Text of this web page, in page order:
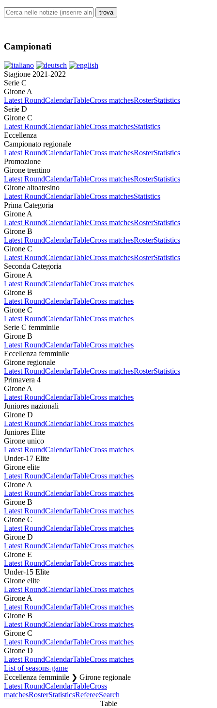
Campionati
Stagione 2021-2022
Serie C
Girone A
Latest RoundCalendarTableCross matchesRosterStatistics
Serie D
Girone C
Latest RoundCalendarTableCross matchesStatistics
Eccellenza
Campionato regionale
Latest RoundCalendarTableCross matchesRosterStatistics
Promozione
Girone trentino
Latest RoundCalendarTableCross matchesRosterStatistics
Girone altoatesino
Latest RoundCalendarTableCross matchesStatistics
Prima Categoria
Girone A
Latest RoundCalendarTableCross matchesRosterStatistics
Girone B
Latest RoundCalendarTableCross matchesRosterStatistics
Girone C
Latest RoundCalendarTableCross matchesRosterStatistics
Seconda Categoria
Girone A
Latest RoundCalendarTableCross matches
Girone B
Latest RoundCalendarTableCross matches
Girone C
Latest RoundCalendarTableCross matches
Serie C femminile
Girone B
Latest RoundCalendarTableCross matches
Eccellenza femminile
Girone regionale
Latest RoundCalendarTableCross matchesRosterStatistics
Primavera 4
Girone A
Latest RoundCalendarTableCross matches
Juniores nazionali
Girone D
Latest RoundCalendarTableCross matches
Juniores Elite
Girone unico
Latest RoundCalendarTableCross matches
Under-17 Elite
Girone elite
Latest RoundCalendarTableCross matches
Girone A
Latest RoundCalendarTableCross matches
Girone B
Latest RoundCalendarTableCross matches
Girone C
Latest RoundCalendarTableCross matches
Girone D
Latest RoundCalendarTableCross matches
Girone E
Latest RoundCalendarTableCross matches
Under-15 Elite
Girone elite
Latest RoundCalendarTableCross matches
Girone A
Latest RoundCalendarTableCross matches
Girone B
Latest RoundCalendarTableCross matches
Girone C
Latest RoundCalendarTableCross matches
Girone D
Latest RoundCalendarTableCross matches
List of seasons-game
Eccellenza femminile ❯ Girone regionale
Latest RoundCalendarTableCross
matchesRosterStatisticsRefereeSearch
Table